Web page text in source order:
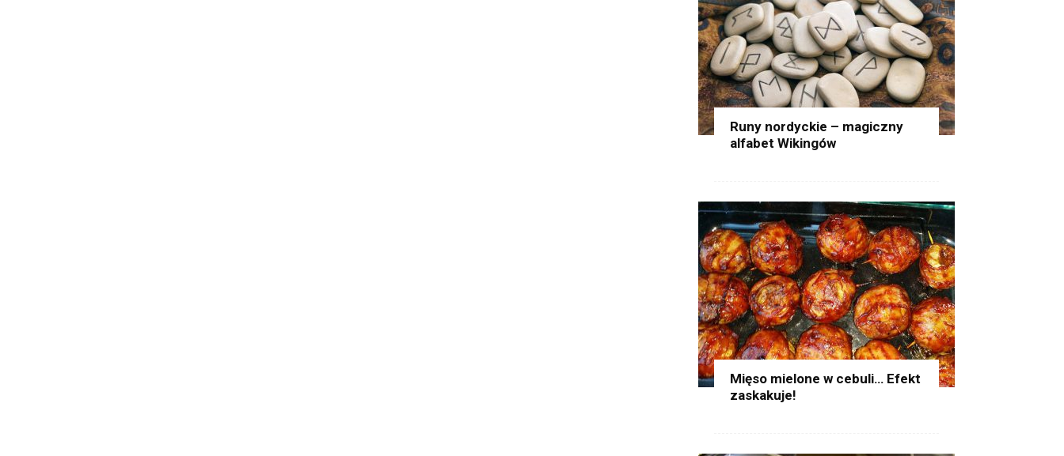
Runy nordyckie – magiczny
alfabet Wikingów
Mięso mielone w cebuli… Efekt
zaskakuje!